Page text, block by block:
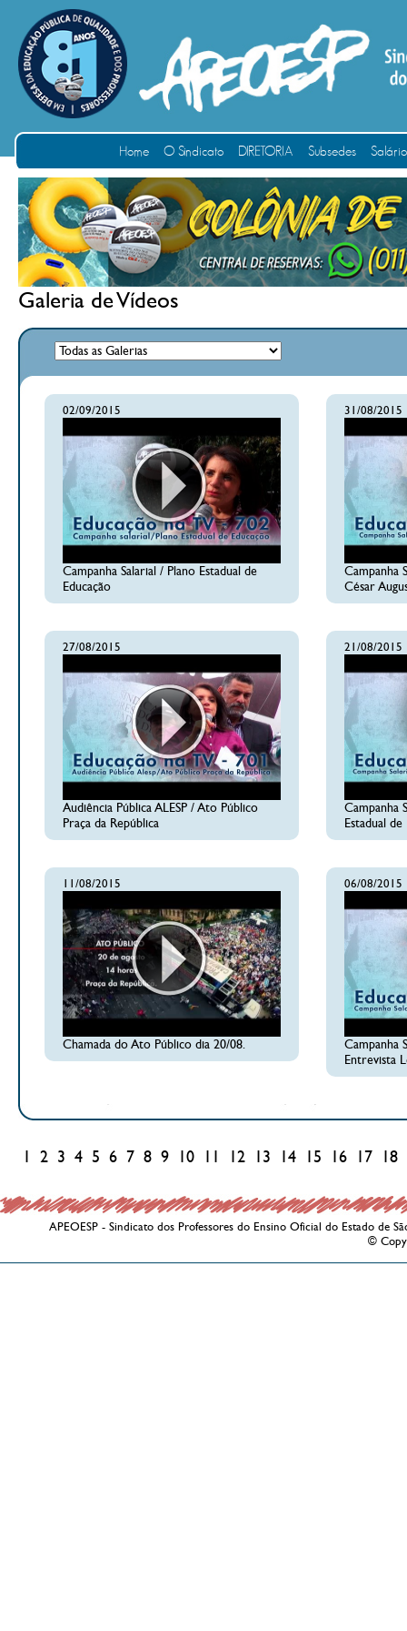
Home O Sindicato DIRETORIA Subsedes
Galeria de Vídeos
02/09/2015
Campanha Salarial / Plano Estadual de
Educação
31/08/2015
Campanha
César
27/08/2015
Audiência Pública ALESP / Ato Público
Praça da República
21/08/2015
Campanha
Estadual de
11/08/2015
Chamada do Ato Público dia 20/08.
06/08/2015
Campanha
Entrevista
2 3 4 5 6 7 8 9 10 12 13 14 15 16 17 18
APEOESP - Sindicato dos Professores do Ensino Oficial do Estado de
©